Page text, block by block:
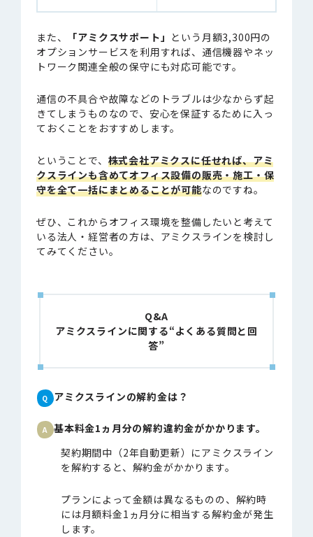
また、 「アミクスサポート」 という月額3,300円の
オプションサービスを利用すれば、通信機器やネッ
トワーク関連全般の保守にも対応可能です。
通信の不具合や故障などのトラブルは少なからず起
きてしまうものなので、安心を保証するために入っ
ておくことをおすすめします。
ということで、 株式会社アミクスに任せれば、アミ
クスラインも含めてオフィス設備の販売・施工・保
守を全て一括にまとめることが可能なのですね。
ぜひ、これからオフィス環境を整備したいと考えて
いる法人・経営者の方は、アミクスラインを検討し
てみてください。
Q&A
アミクスラインに関する“よくある質問と回
答”
アミクスラインの解約金は？
基本料金1ヵ月分の解約違約金がかかります。
契約期間中（2年自動更新）にアミクスライン
を解約すると、解約金がかかります。
プランによって金額は異なるものの、解約時
には月額料金1ヵ月分に相当する解約金が発生
します。